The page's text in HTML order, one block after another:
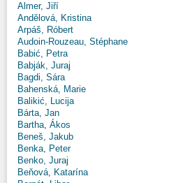
Almer, Jiří
Andělová, Kristina
Arpáš, Róbert
Audoin-Rouzeau, Stéphane
Babić, Petra
Babják, Juraj
Bagdi, Sára
Bahenská, Marie
Balikić, Lucija
Bárta, Jan
Bartha, Ákos
Beneš, Jakub
Benka, Peter
Benko, Juraj
Beňová, Katarína